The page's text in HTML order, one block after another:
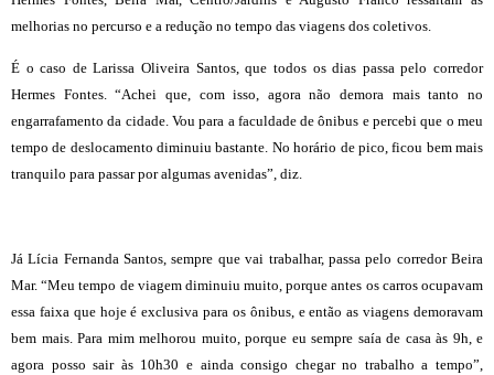
melhorias no percurso e a redução no tempo das viagens dos coletivos.
É o caso de Larissa Oliveira Santos, que todos os dias passa pelo corredor
Hermes Fontes. “Achei que, com isso, agora não demora mais tanto no
engarrafamento da cidade. Vou para a faculdade de ônibus e percebi que o meu
tempo de deslocamento diminuiu bastante. No horário de pico, ficou bem mais
tranquilo para passar por algumas avenidas”, diz.
Já Lícia Fernanda Santos, sempre que vai trabalhar, passa pelo corredor Beira
Mar. “Meu tempo de viagem diminuiu muito, porque antes os carros ocupavam
essa faixa que hoje é exclusiva para os ônibus, e então as viagens demoravam
bem mais. Para mim melhorou muito, porque eu sempre saía de casa às 9h, e
agora posso sair às 10h30 e ainda consigo chegar no trabalho a tempo”,